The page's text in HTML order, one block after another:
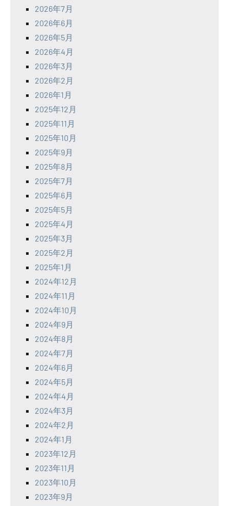
2026年7月
2026年6月
2026年5月
2026年4月
2026年3月
2026年2月
2026年1月
2025年12月
2025年11月
2025年10月
2025年9月
2025年8月
2025年7月
2025年6月
2025年5月
2025年4月
2025年3月
2025年2月
2025年1月
2024年12月
2024年11月
2024年10月
2024年9月
2024年8月
2024年7月
2024年6月
2024年5月
2024年4月
2024年3月
2024年2月
2024年1月
2023年12月
2023年11月
2023年10月
2023年9月